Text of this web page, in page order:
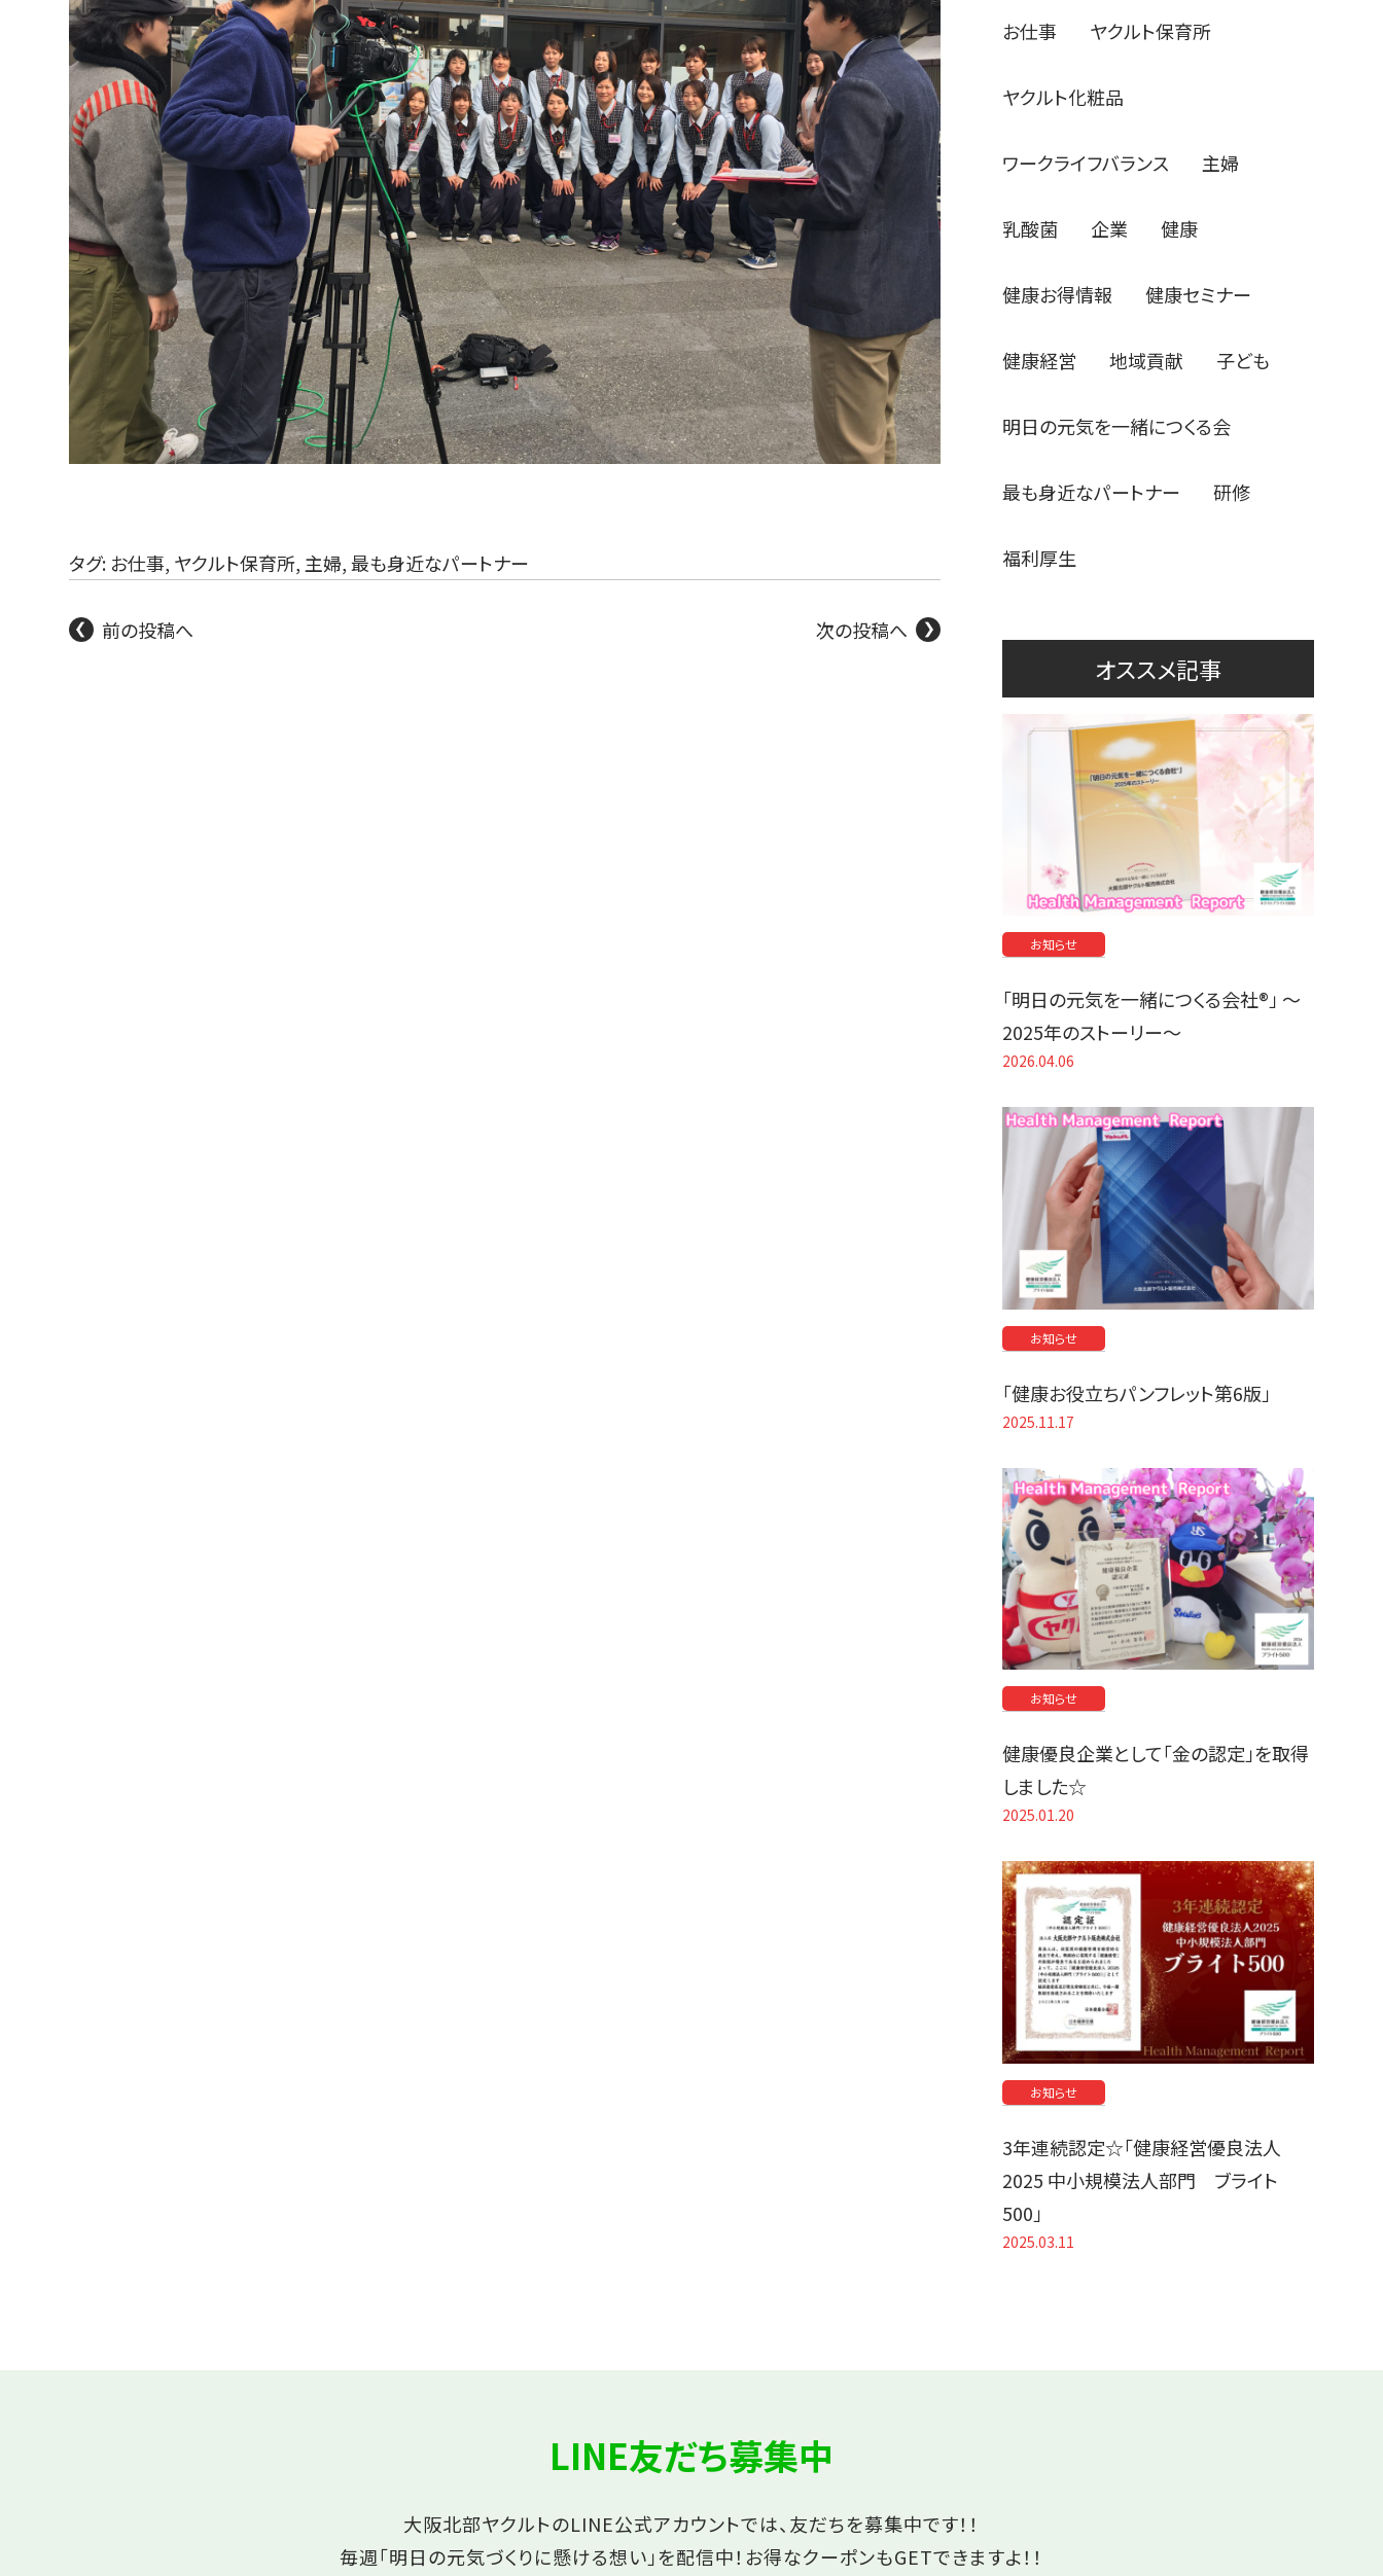
タグ: お仕事, ヤクルト保育所, 主婦,最も身近なパートナー
前の投稿へ 次の投稿へ
お仕事 ヤクルト保育所
ヤクルト化粧品
ワークライフバランス 主婦
乳酸菌 企業 健康
健康お得情報 健康セミナー
健康経営 地域貢献 子ども
明日の元気を一緒につくる会
最も身近なパートナー 研修
福利厚生
オススメ記事
お知らせ
「明日の元気を一緒につくる会社®」 〜
2025年のストーリー〜
2026.04.06
お知らせ
「健康お役立ちパンフレット第6版」
2025.11.17
お知らせ
健康優良企業として「金の認定」を取得
しました☆
2025.01.20
お知らせ
3年連続認定☆「健康経営優良法人
2025 中小規模法人部門 ブライト
500」
2025.03.11
LINE友だち募集中
大阪北部ヤクルトのLINE公式アカウントでは、友だちを募集中です！！
毎週「明日の元気づくりに懸ける想い」を配信中！ お得なクーポンもGETできますよ！！